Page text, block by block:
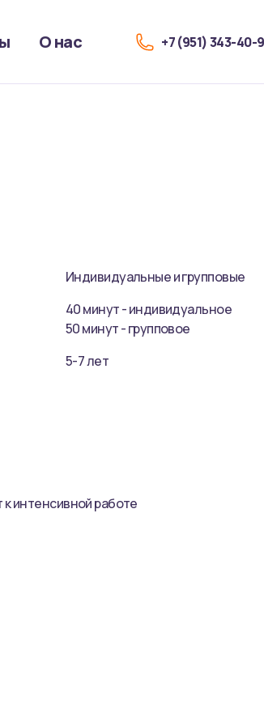
О нас +7 (951) 343-40-
Индивидуальные и групповые
40 минут- индивидуальное
50 минут- групповое
5-7 лет
интенсивной работе